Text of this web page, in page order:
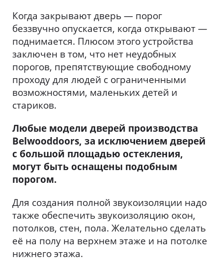
Когда закрывают дверь — порог
беззвучно опускается, когда открывают —
поднимается. Плюсом этого устройства
заключен в том, что нет неудобных
порогов, препятствующие свободному
проходу для людей с ограниченными
возможностями, маленьких детей и
стариков.
Любые модели дверей производства
Belwooddoors, за исключением дверей
с большой площадью остекления,
могут быть оснащены подобным
порогом.
Для создания полной звукоизоляции надо
также обеспечить звукоизоляцию окон,
потолков, стен, пола. Желательно сделать
её на полу на верхнем этаже и на потолке
нижнего этажа.